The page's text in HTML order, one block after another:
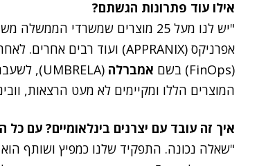
אילו עוד פתרונות הגשתם?
"
אפרניקס (APPRANIX) ועוד רבים אחרים. לאחרונה זכינו להעלות את הפתרון בישראל לעולם ה-פינאופס
(FinOps)
בשם אמברלה (UMBRELA), לשעבר
המוצרים הללו ומקיימים לא מעט הרצאות,
איך זה עובד עם יצרנים בינלאומיים? עם
"שאלה נכונה. התפקיד שלנו כמפיץ ושותף